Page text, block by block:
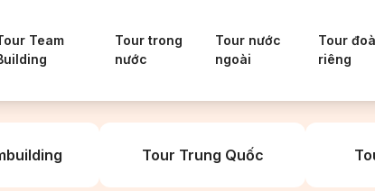
Team
Tour trong
nước
Tour nước
ngoài
Tour
riêng
Tour Trung Quốc